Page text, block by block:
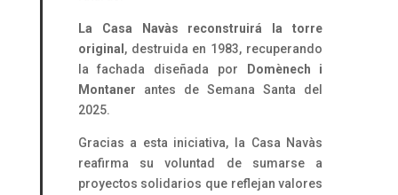
La Casa Navàs reconstruirá la torre
original , destruida en 1983, recuperando
la fachada diseñada por
Domènech i
Montaner antes de Semana Santa del
2025.
Gracias a esta iniciativa, la Casa Navàs
reafirma su voluntad de sumarse a
proyectos solidarios que reflejan valores